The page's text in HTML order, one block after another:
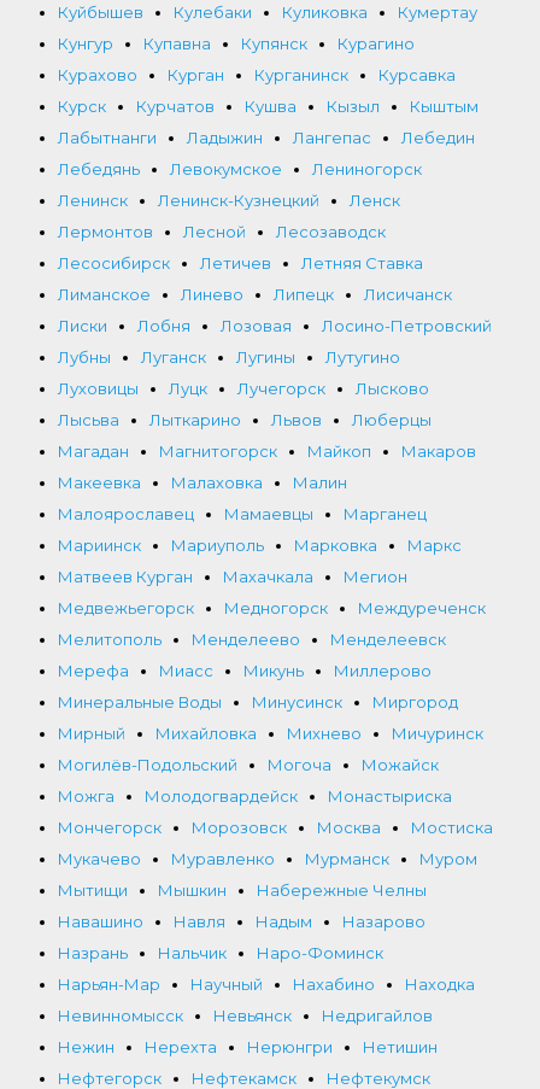
Куйбышев
Кулебаки Куликовка
Кумертау
Кунгур
Купавна Купянск
Курагино
Курахово
Курган Курганинск
Курсавка
Курск
Курчатов Кушва Кызыл
Кыштым
Лабытнанги
Ладыжин Лангепас
Лебедин
Лебедянь
Левокумское
Лениногорск
Ленинск
Ленинск-Кузнецкий
Ленск
Лермонтов
Лесной
Лесозаводск
Лесосибирск
Летичев
Летняя Ставка
Лиманское
Линево Липецк
Лисичанск
Лиски
Лобня Лозовая
Лосино-Петровский
Лубны
Луганск Лугины
Лутугино
Луховицы
Луцк Лучегорск
Лысково
Лысьва
Лыткарино Львов
Люберцы
Магадан
Магнитогорск Майкоп
Макаров
Макеевка
Малаховка
Малин
Малоярославец
Мамаевцы
Марганец
Мариинск
Мариуполь Марковка
Маркс
Матвеев Курган
Махачкала
Мегион
Медвежьегорск
Медногорск
Междуреченск
Мелитополь
Менделеево
Менделеевск
Мерефа
Миасс Микунь
Миллерово
Минеральные Воды
Минусинск
Миргород
Мирный
Михайловка Михнево
Мичуринск
Могилёв-Подольский
Могоча
Можайск
Можга
Молодогвардейск
Монастыриска
Мончегорск
Морозовск Москва
Мостиска
Мукачево
Муравленко Мурманск
Муром
Мытищи
Мышкин
Набережные Челны
Навашино
Навля Надым
Назарово
Назрань
Нальчик
Наро-Фоминск
Нарьян-Мар
Научный Нахабино
Находка
Невинномысск
Невьянск
Недригайлов
Нежин
Нерехта Нерюнгри
Нетишин
Нефтегорск
Нефтекамск
Нефтекумск